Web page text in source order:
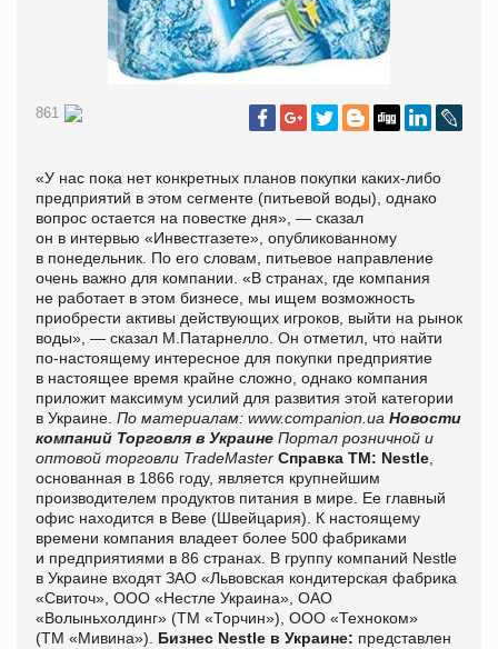
861
«У нас пока нет конкретных планов покупки каких-либо
предприятий в этом сегменте (питьевой воды), однако
вопрос остается на повестке дня», — сказал
он в интервью «Инвестгазете», опубликованному
в понедельник. По его словам, питьевое направление
очень важно для компании. «В странах, где компания
не работает в этом бизнесе, мы ищем возможность
приобрести активы действующих игроков, выйти на рынок
воды», — сказал М.Патарнелло. Он отметил, что найти
по-настоящему интересное для покупки предприятие
в настоящее время крайне сложно, однако компания
приложит максимум усилий для развития этой категории
в Украине. По материалам: www.companion.ua Новости
компаний Торговля в Украине Портал розничной и
оптовой торговли TradeMaster Справка ТМ: Nestle
основанная в 1866 году, является крупнейшим
производителем продуктов питания в мире. Ее главный
офис находится в Веве (Швейцария). К настоящему
времени компания владеет более 500 фабриками
и предприятиями в 86 странах. В группу компаний Nestlе
в Украине входят ЗАО «Львовская кондитерская фабрика
«Свиточ», ООО «Нестле Украина», ОАО
«Волыньхолдинг» (ТМ «Торчин»), ООО «Техноком»
(ТМ «Мивина»). Бизнес Nestlе в Украине: представлен